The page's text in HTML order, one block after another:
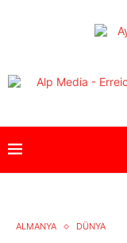
ALMANYA DÜNYA